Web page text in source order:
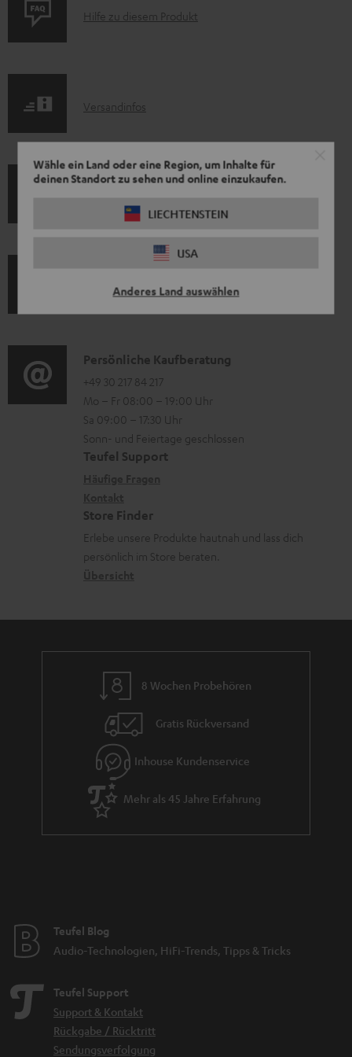
Wähle ein Land oder eine Region, um Inhalte für
deinen Standort zu sehen und online einzukaufen.
LIECHTENSTEIN
USA
Anderes Land auswählen
P
u
t
F
Hilfe zu diesem Produkt
I
f
o
o
e
n
z
u
m
e
r
s
d
Versandinfos
m
t
i
o
n
e
u
r
r
a
u
i
o
-
L
e
k
o
Audio-Lexikon: Fachbegriffe schnell erklärt
K
o
n
t
a
d
a
n
Persönliche Kaufberatung
+49 30 217 84 217
Mo – Fr 08:00 – 19:00 Uhr
Sa 09:00 – 17:30 Uhr
Sonn- und Feiertage geschlossen
Teufel Support
Store Finder
Erlebe unsere Produkte hautnah und lass dich
persönlich im Store beraten.
8 Wochen Probehören
Gratis Rückversand
Inhouse Kundenservice
Mehr als 45 Jahre Erfahrung
Teufel Blog
Audio-Technologien, HiFi-Trends, Tipps & Tricks
Teufel Support
Support & Kontakt
Rückgabe / Rücktritt
Sendungsverfolgung